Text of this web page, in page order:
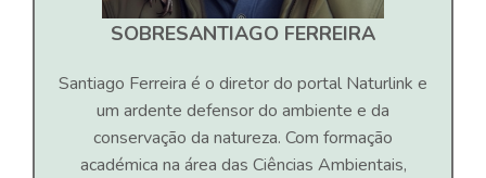
SOBRESANTIAGO FERREIRA
Santiago Ferreira é o diretor do portal Naturlink e
um ardente defensor do ambiente e da
conservação da natureza. Com formação
académica na área das Ciências Ambientais,